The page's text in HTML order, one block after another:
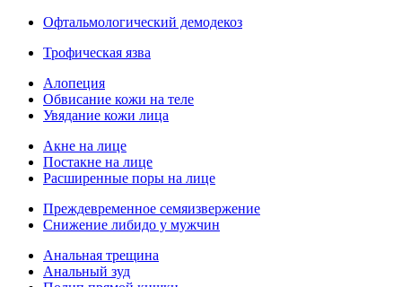
Офтальмологический демодекоз
Трофическая язва
Алопеция
Обвисание кожи на теле
Увядание кожи лица
Акне на лице
Постакне на лице
Расширенные поры на лице
Преждевременное семяизвержение
Снижение либидо у мужчин
Анальная трещина
Анальный зуд